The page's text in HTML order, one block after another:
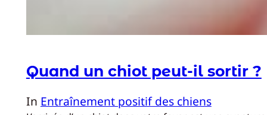
Quand un chiot peut-il sortir ?
In Entraînement positif des chiens